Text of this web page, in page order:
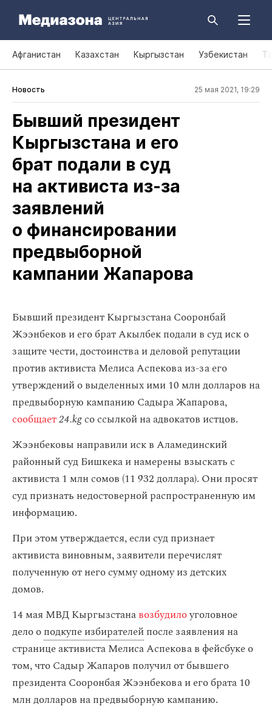
Афганистан Казахстан Кыргызстан Узбекистан
Новость 25 мая 2021, 19:29
Бывший президент
Кыргызстана и его
брат подали в суд
на активиста из‑за
заявлений
о финансировании
предвыборной
кампании Жапарова
Бывший президент Кыргызстана Сооронбай
Жээнбеков и его брат Акылбек подали в суд иск о
защите чести, достоинства и деловой репутации
против активиста Мелиса Аспекова из-за его
утверждений о выделенных ими 10 млн долларов на
предвыборную кампанию Садыра Жапарова,
сообщает24.kgсо ссылкой на адвокатов истцов.
Жээнбековы направили иск в Аламединский
районный суд Бишкека и намерены взыскать с
активиста 1 млн сомов (11 932 доллара). Они просят
суд признать недостоверной распространенную им
информацию.
При этом утверждается, если суд признает
активиста виновным, заявители перечислят
полученную от него сумму одному из детских
домов.
14 мая МВД Кыргызстанавозбудилоуголовное
дело оподкупе избирателейпосле заявления на
странице активиста Мелиса Аспекова в фейсбуке о
том, что Садыр Жапаров получил от бывшего
президента Сооронбая Жээнбекова и его брата 10
млн долларов на предвыборную кампанию.